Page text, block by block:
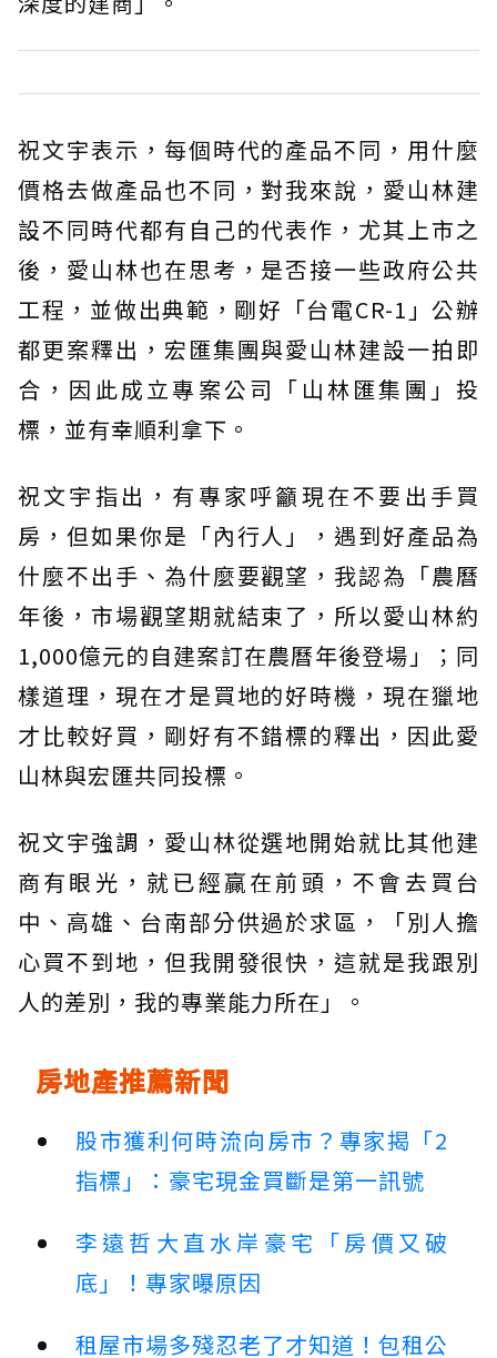
祝文宇表示，每個時代的產品不同，用什麼
價格去做產品也不同，對我來說，愛山林建
設不同時代都有自己的代表作，尤其上市之
後，愛山林也在思考，是否接一些政府公共
工程，並做出典範，剛好「台電CR-1」公辦
都更案釋出，宏匯集團與愛山林建設一拍即
合，因此成立專案公司「山林匯集團」投
標，並有幸順利拿下。
祝文宇指出，有專家呼籲現在不要出手買
房，但如果你是「內行人」，遇到好產品為
什麼不出手、為什麼要觀望，我認為「農曆
年後，市場觀望期就結束了，所以愛山林約
1,000億元的自建案訂在農曆年後登場」；同
樣道理，現在才是買地的好時機，現在獵地
才比較好買，剛好有不錯標的釋出，因此愛
山林與宏匯共同投標。
祝文宇強調，愛山林從選地開始就比其他建
商有眼光，就已經贏在前頭，不會去買台
中、高雄、台南部分供過於求區，「別人擔
心買不到地，但我開發很快，這就是我跟別
人的差別，我的專業能力所在」。
房地產推薦新聞
股市獲利何時流向房市？專家揭「2
指標」：豪宅現金買斷是第一訊號
李遠哲大直水岸豪宅「房價又破
底」！專家曝原因
租屋市場多殘忍老了才知道！包租公